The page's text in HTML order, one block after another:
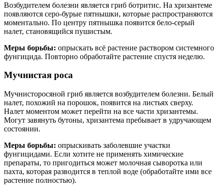
Возбудителем болезни является гриб ботритис. На хризантеме
появляются серо-бурые пятнышки, которые распространяются
моментально. По центру пятнышка появится бело-серый
налет, становящийся пушистым.
Меры борьбы: опрыскать всё растение раствором системного
фунгицида. Повторно обработайте растение спустя неделю.
Мучнистая роса
Мучнисторосяной гриб является возбудителем болезни. Белый
налет, похожий на порошок, появится на листьях сверху.
Налет моментом может перейти на все части хризантемы.
Могут завянуть бутоны, хризантема пребывает в удручающем
состоянии.
Меры борьбы: опрыскивать заболевшие участки
фунгицидами. Если хотите не применять химические
препараты, то пригодиться может молочная сыворотка или
пахта, которая разводится в теплой воде (обработайте ими все
растение полностью).